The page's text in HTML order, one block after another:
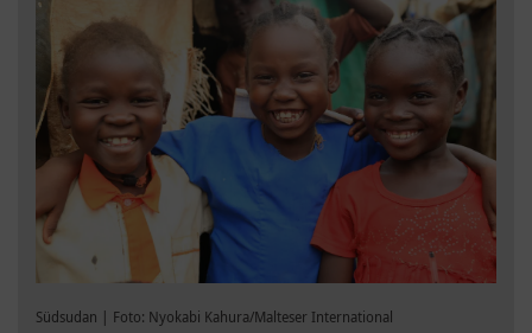
Südsudan | Foto: Nyokabi Kahura/Malteser International